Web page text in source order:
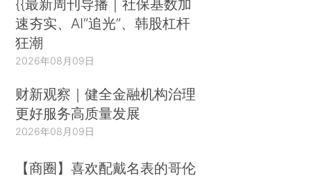
{{最新周刊导播｜社保基数加
速夯实、AI“追光”、韩股杠杆
狂潮
2026年08月09日
财新观察｜健全金融机构治理
更好服务高质量发展
2026年08月09日
【商圈】喜欢配戴名表的哥伦